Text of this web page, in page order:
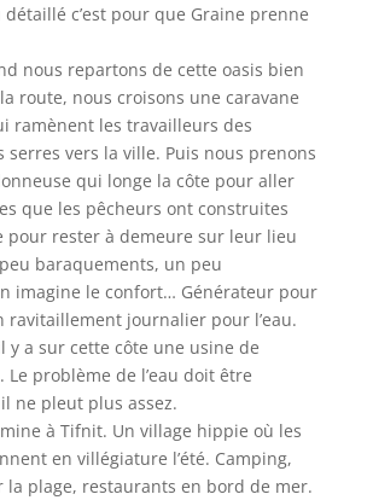
c’est pour que Graine prenne
nous repartons de cette oasis bien
route, nous croisons une caravane
ramènent les travailleurs des
serres vers la ville. Puis nous prenons
qui longe la côte pour aller
que les pêcheurs ont construites
pour rester à demeure sur leur lieu
baraquements, un peu
imagine le confort… Générateur pour
ravitaillement journalier pour l’eau.
y a sur cette côte une usine de
problème de l’eau doit être
ne pleut plus assez.
à Tifnit. Un village hippie où les
en villégiature l’été. Camping,
la plage, restaurants en bord de mer.